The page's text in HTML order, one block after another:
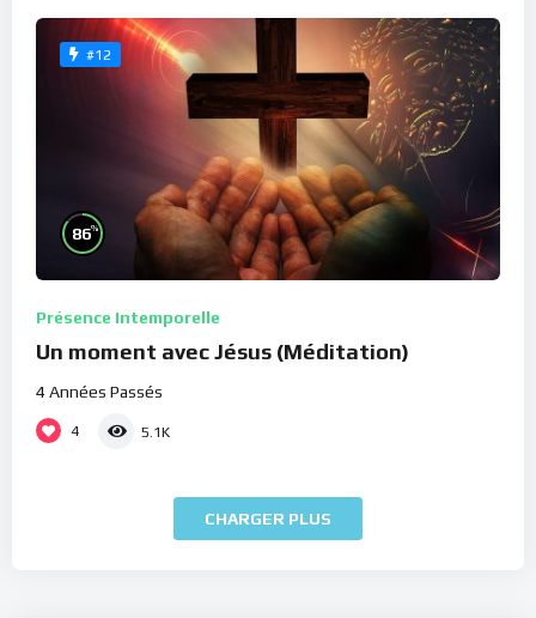
#12
86%
Présence Intemporelle
Un moment avec Jésus (Méditation)
4 Années Passés
4 5.1K
CHARGER PLUS